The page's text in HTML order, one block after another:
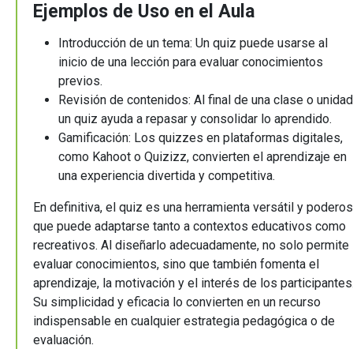
Ejemplos de Uso en el Aula
Introducción de un tema: Un quiz puede usarse al
inicio de una lección para evaluar conocimientos
previos.
Revisión de contenidos: Al final de una clase o
un quiz ayuda a repasar y consolidar lo aprendido.
Gamificación: Los quizzes en plataformas digitales,
como Kahoot o Quizizz, convierten el aprendizaje en
una experiencia divertida y competitiva.
En definitiva, el quiz es una herramienta versátil y
que puede adaptarse tanto a contextos educativos como
recreativos. Al diseñarlo adecuadamente, no solo permite
evaluar conocimientos, sino que también fomenta el
aprendizaje, la motivación y el interés de los
Su simplicidad y eficacia lo convierten en un recurso
indispensable en cualquier estrategia pedagógica o de
evaluación.